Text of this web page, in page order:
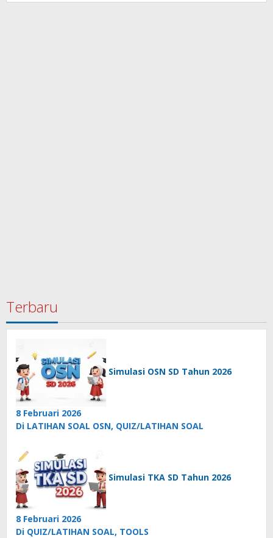
Terbaru
Simulasi OSN SD Tahun 2026
8 Februari 2026
Di LATIHAN SOAL OSN, QUIZ/LATIHAN SOAL
Simulasi TKA SD Tahun 2026
8 Februari 2026
Di QUIZ/LATIHAN SOAL, TOOLS